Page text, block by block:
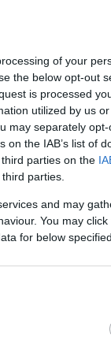
of your
the below opt-out
is processed
utilized by us
may separately
the IAB’s list of
parties on the
parties.
and may
You may
for below
nyár
csípősre
Szólj hozzá!
jog
A